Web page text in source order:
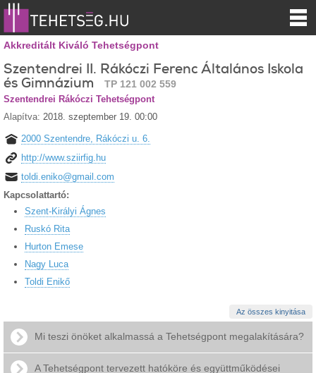
Akkreditált Kiváló Tehetségpont
Szentendrei II. Rákóczi Ferenc Általános Iskola
és Gimnázium
TP 121 002 559
Szentendrei Rákóczi Tehetségpont
Alapítva: 2018. szeptember 19. 00:00
2000 Szentendre, Rákóczi u. 6.
http://www.sziirfig.hu
toldi.eniko@gmail.com
Kapcsolattartó:
Szent-Királyi Ágnes
Ruskó Rita
Hurton Emese
Nagy Luca
Toldi Enikő
Az összes kinyitása
Mi teszi önöket alkalmassá a Tehetségpont megalakítására?
A Tehetségpont tervezett hatóköre és együttműködései